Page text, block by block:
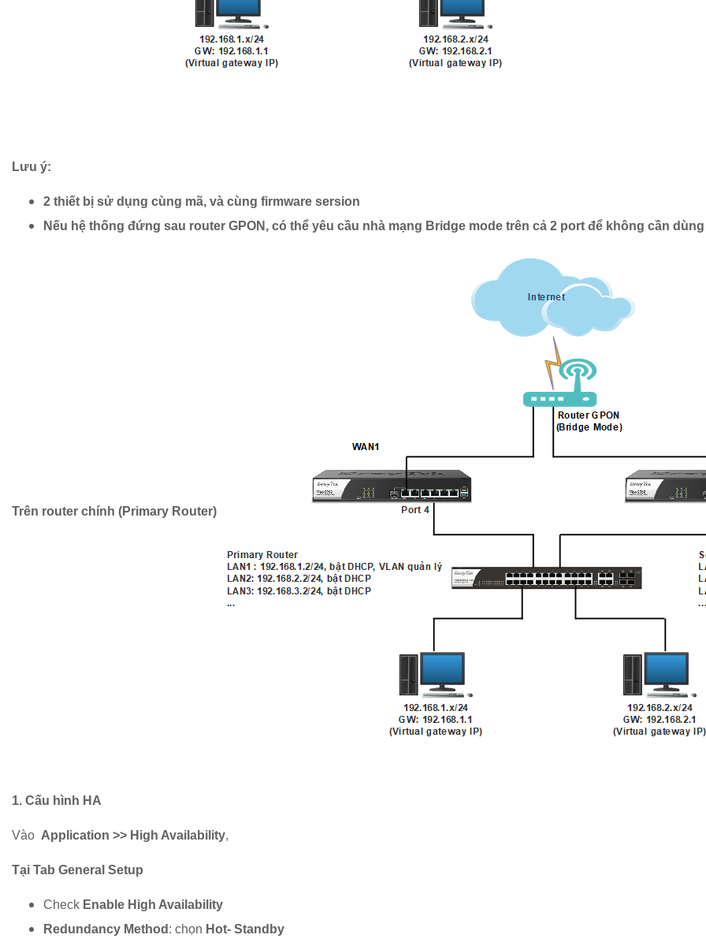
Lưu ý:
2 thiết bị sử dụng cùng mã, và cùng firmware sersion
Nếu hệ thống đứng sau router GPON, có thể yêu cầu nhà mạng Bridge mode trên cả 2 port để không cần
Trên router chính (Primary Router)
1. Cấu hình HA
Vào Application >> High Availability,
Tại Tab General Setup
Check Enable High Availability
Redundancy Method : chọn Hot- Standby